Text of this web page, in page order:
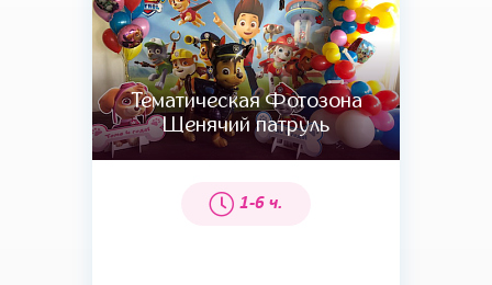
Тематическая Фотозона
Щенячий патруль
1-6 ч.